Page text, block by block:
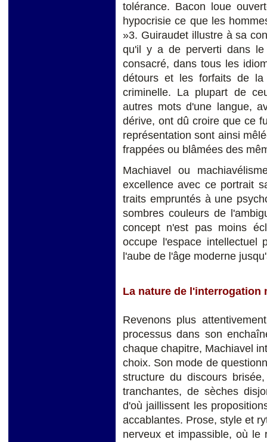
tolérance. Bacon loue
hypocrisie ce que les
»3. Guiraudet illustre à sa
qu'il y a de perverti dans
consacré, dans tous les
détours et les forfaits de
criminelle. La plupart de
autres mots d'une langue,
dérive, ont dû croire que ce
représentation sont ainsi
frappées ou blâmées des
Machiavel ou
excellence avec ce portrait
traits empruntés à une
sombres couleurs de
concept n'est pas moins
occupe l'espace intellectuel
l'aube de l'âge moderne
La nature de l'interrogation
Revenons plus
processus dans son
chaque chapitre, Machiavel
choix. Son mode de
structure du discours
tranchantes, de sèches
d'où jaillissent les
accablantes. Prose, style et
nerveux et impassible, où le